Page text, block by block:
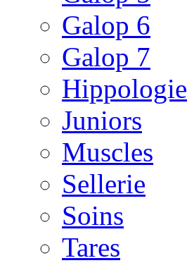
Galop 6
Galop 7
Hippologie
Juniors
Muscles
Sellerie
Soins
Tares